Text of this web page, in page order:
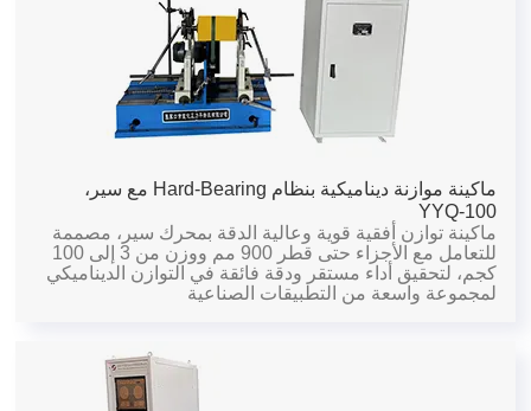
ماكينة موازنة ديناميكية بنظام Hard-Bearing مع سير،
YYQ-100
ماكينة توازن أفقية قوية وعالية الدقة بمحرك سير، مصممة
للتعامل مع الأجزاء حتى قطر 900 مم ووزن من 3 إلى 100
كجم، لتحقيق أداء مستقر ودقة فائقة في التوازن الديناميكي
لمجموعة واسعة من التطبيقات الصناعية